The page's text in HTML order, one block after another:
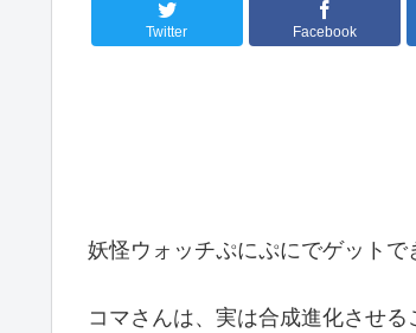
Twitter Facebook
妖怪ウォッチぷにぷにでゲットで
コマさんは、実は合成進化させ